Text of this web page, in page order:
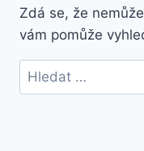
Zdá se, že
vám pomůže
Vyhledávání